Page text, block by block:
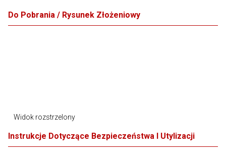
Do Pobrania / Rysunek Złożeniowy
Widok rozstrzelony
Instrukcje Dotyczące Bezpieczeństwa I Utylizacji